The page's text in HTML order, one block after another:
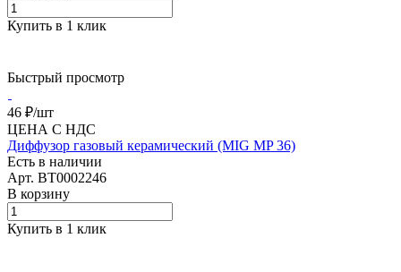
Купить в 1 клик
Быстрый просмотр
46 ₽/шт
ЦЕНА С НДС
Диффузор газовый керамический (MIG MP 36)
Есть в наличии
Арт. BT0002246
В корзину
Купить в 1 клик